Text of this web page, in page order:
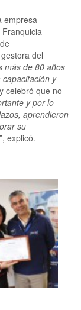
empresa
Franquicia
del
más de 80 años
y
y celebró que no
y por lo
aprendieron
su
”, explicó.